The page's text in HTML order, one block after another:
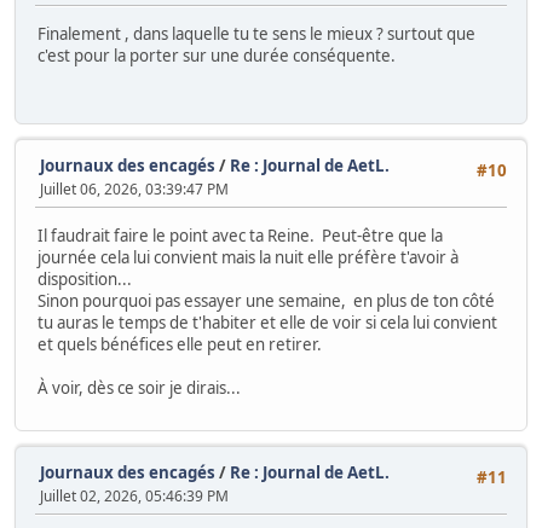
Finalement , dans laquelle tu te sens le mieux ? surtout que
c'est pour la porter sur une durée conséquente.
#10
Journaux des encagés / Re : Journal de AetL.
Juillet 06, 2026, 03:39:47 PM
Il faudrait faire le point avec ta Reine. Peut-être que la
journée cela lui convient mais la nuit elle préfère t'avoir à
disposition...
Sinon pourquoi pas essayer une semaine, en plus de ton côté
tu auras le temps de t'habiter et elle de voir si cela lui convient
et quels bénéfices elle peut en retirer.
À voir, dès ce soir je dirais...
#11
Journaux des encagés / Re : Journal de AetL.
Juillet 02, 2026, 05:46:39 PM